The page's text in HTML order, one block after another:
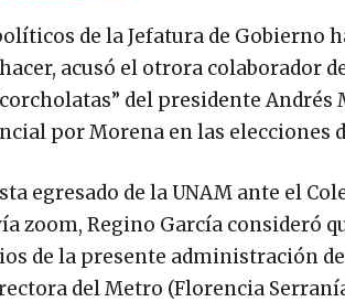
de la Jefatura de Gobierno
acusó el otrora colaborador
del presidente Andrés
por Morena en las elecciones
egresado de la UNAM ante el
zoom, Regino García consideró
de la presente administración
del Metro (Florencia